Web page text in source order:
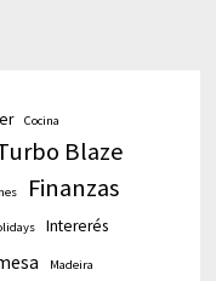
Cocina
Blaze
Finanzas
Intererés
Madeira